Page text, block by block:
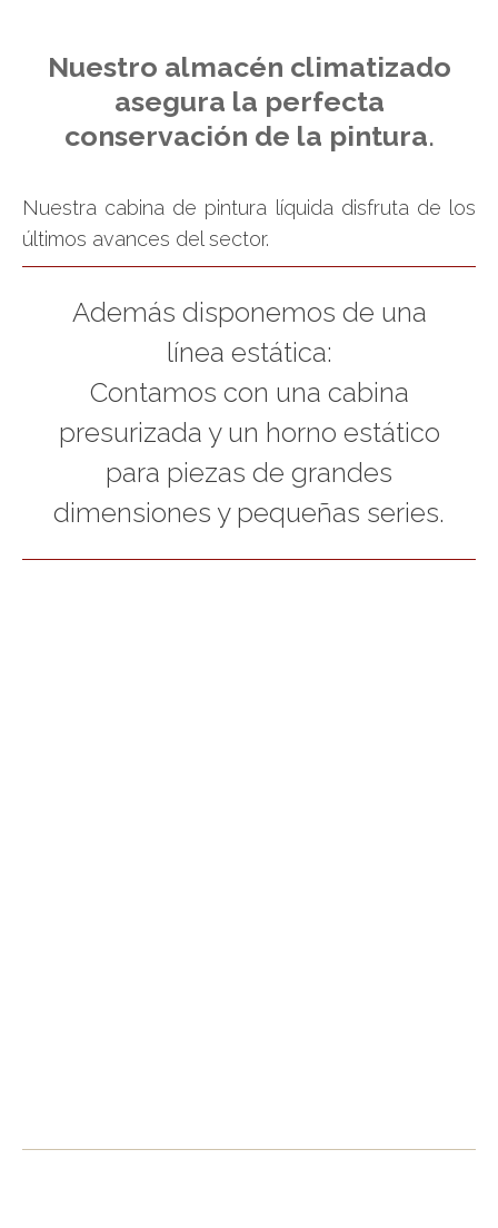
Nuestro almacén climatizado
asegura la perfecta
conservación de la pintura.
Nuestra cabina de pintura líquida disfruta de los
últimos avances del sector.
Además disponemos de una
línea estática:
Contamos con una cabina
presurizada y un horno estático
para piezas de grandes
dimensiones y pequeñas series.